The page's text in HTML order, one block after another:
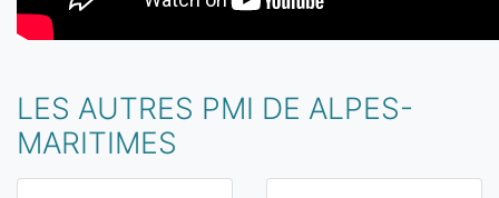
LES AUTRES PMI DE ALPES-
MARITIMES